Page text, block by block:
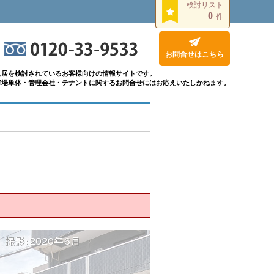
検討リスト
0 件
お問合せはこちら
を検討されているお客様向けの情報サイトです。
単体・管理会社・テナントに関するお問合せにはお応えいたしかねます。